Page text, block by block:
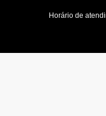
Horário de